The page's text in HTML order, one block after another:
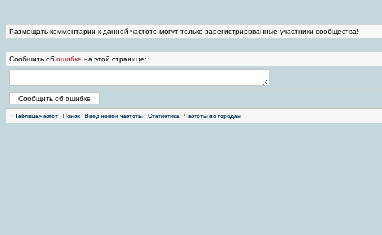
Размещать комментарии к данной частоте могут только зарегистрированные участники сообщества!
Сообщить об ошибке на этой странице:
· Таблица частот · Поиск · Ввод новой частоты · Статистика· Частоты по городам